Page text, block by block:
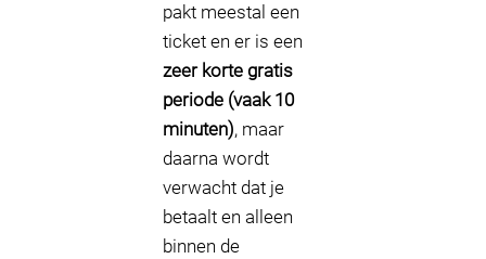
pakt meestal een
ticket en er is een
zeer korte gratis
periode (vaak 10
minuten), maar
daarna wordt
verwacht dat je
betaalt en alleen
binnen de